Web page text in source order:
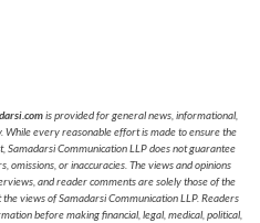
is provided for general news, informational,
While every reasonable effort is made to ensure the
Samadarsi Communication LLP does not guarantee
or inaccuracies. The views and opinions
and reader comments are solely those of the
views of Samadarsi Communication LLP. Readers
before making financial, legal, medical, political,